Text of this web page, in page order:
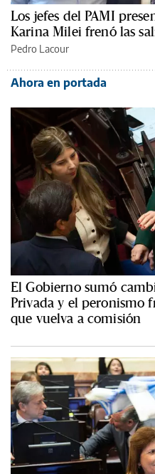
Los jefes del PAMI
Karina Milei frenó las
Pedro Lacour
Ahora en portada
El Gobierno sumó
Privada y el peronismo
que vuelva a comisión